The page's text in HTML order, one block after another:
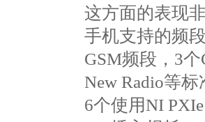
这方面的表现
手机支持的频
GSM频段，3
New Radio等
6个使用NI